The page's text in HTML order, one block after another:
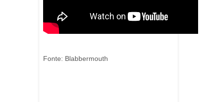
Fonte: Blabbermouth